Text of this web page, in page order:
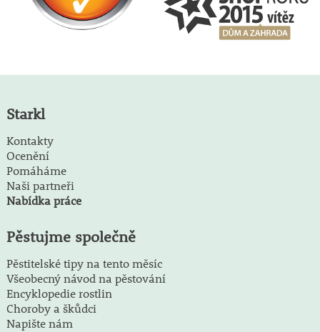
Starkl
Kontakty
Ocenění
Pomáháme
Naši partneři
Nabídka práce
Pěstujme společně
Pěstitelské tipy na tento měsíc
Všeobecný návod na pěstování
Encyklopedie rostlin
Choroby a škůdci
Napište nám